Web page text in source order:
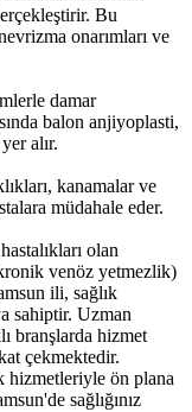
Bu
onarımları ve
damar
balon anjiyoplasti,
alır.
kanamalar ve
müdahale eder.
olan
venöz yetmezlik)
ili, sağlık
sahiptir. Uzman
branşlarda hizmet
çekmektedir.
hizmetleriyle ön plana
sağlığınız